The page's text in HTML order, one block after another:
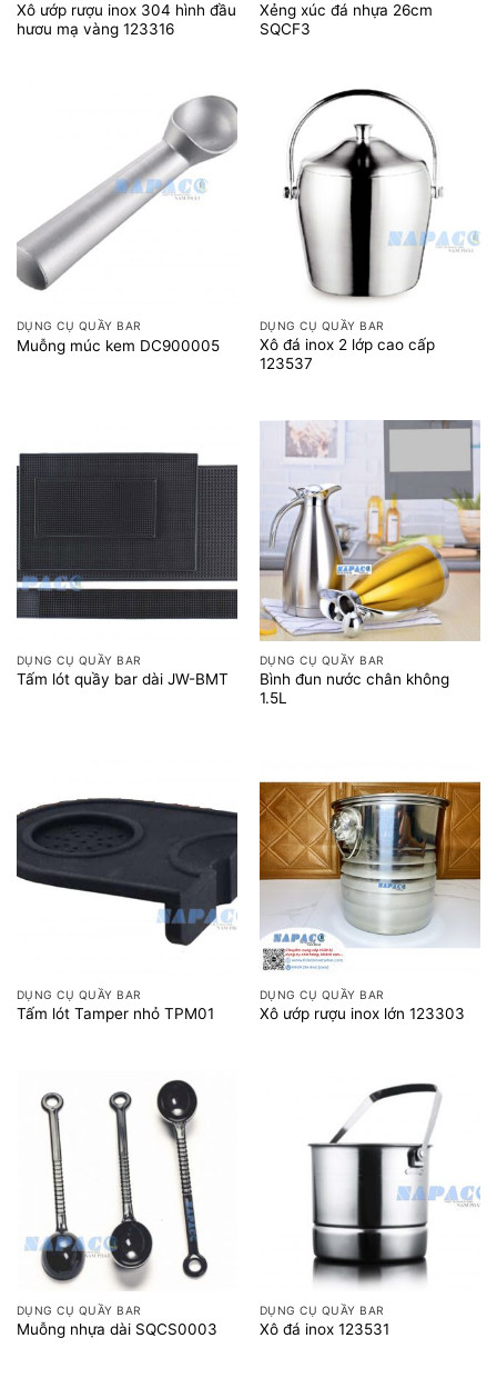
Xô ướp rượu inox 304 hình đầu
hươu mạ vàng 123316
Xẻng xúc đá nhựa 26cm
SQCF3
DỤNG CỤ QUẦY BAR
Muỗng múc kem DC900005
DỤNG CỤ QUẦY BAR
Xô đá inox 2 lớp cao cấp
123537
DỤNG CỤ QUẦY BAR
Tấm lót quầy bar dài JW-BMT
DỤNG CỤ QUẦY BAR
Bình đun nước chân không
1.5L
DỤNG CỤ QUẦY BAR
Tấm lót Tamper nhỏ TPM01
DỤNG CỤ QUẦY BAR
Xô ướp rượu inox lớn 123303
DỤNG CỤ QUẦY BAR
Muỗng nhựa dài SQCS0003
DỤNG CỤ QUẦY BAR
Xô đá inox 123531